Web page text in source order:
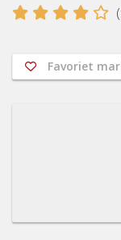
4 (
Favoriet